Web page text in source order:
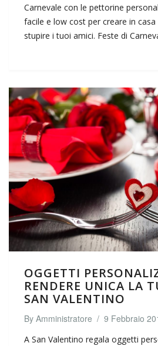
Carnevale con le pettorine
facile e low cost per creare in casa
stupire i tuoi amici. Feste di
OGGETTI
RENDERE UNICA LA
SAN VALENTINO
By Amministratore / 9 Febbraio
A San Valentino regala oggetti